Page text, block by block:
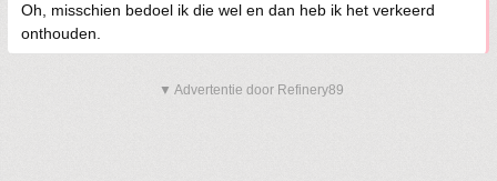
Oh, misschien bedoel ik die wel en dan heb ik het verkeerd
onthouden.
▼ Advertentie door Refinery89